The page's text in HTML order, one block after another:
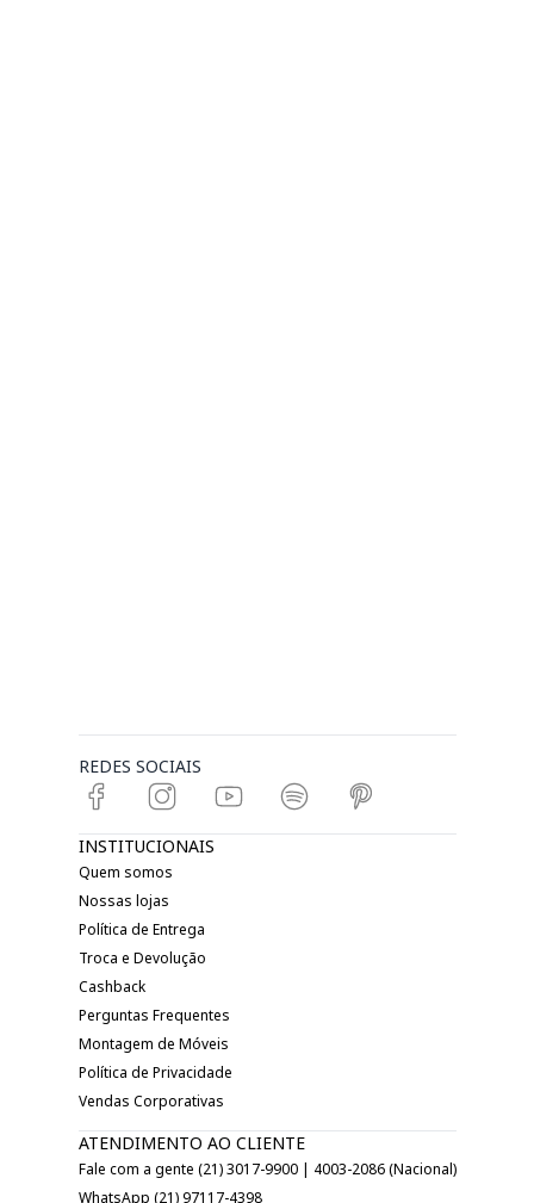
REDES SOCIAIS
INSTITUCIONAIS
Quem somos
Nossas lojas
Política de Entrega
Troca e Devolução
Cashback
Perguntas Frequentes
Montagem de Móveis
Política de Privacidade
Vendas Corporativas
ATENDIMENTO AO CLIENTE
Fale com a gente (21) 3017-9900 | 4003-2086 (Nacional)
WhatsApp (21) 97117-4398